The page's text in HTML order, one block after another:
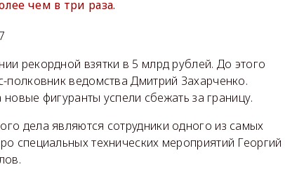
чем в три раза.
рекордной взятки в 5 млрд рублей. До этого
ведомства Дмитрий Захарченко.
фигуранты успели сбежать за границу.
дела являются сотрудники одного из самых
специальных технических мероприятий Георгий